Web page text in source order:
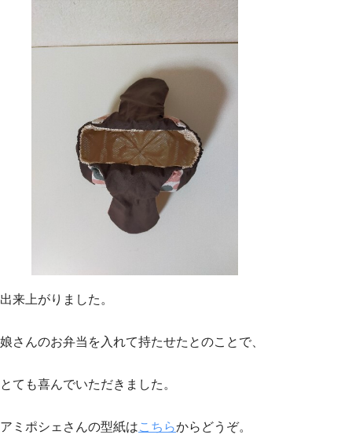
出来上がりました。
娘さんのお弁当を入れて持たせたとのことで、
とても喜んでいただきました。
アミポシェさんの型紙はこちらからどうぞ。